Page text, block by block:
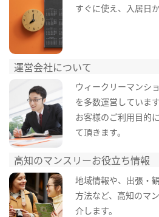
すぐに使え、入居日
運営会社について
ウィークリーマンシ
を多数運営しています
お客様のご利用目的
て頂きます。
高知のマンスリーお役立ち情報
地域情報や、出張・
方法など、高知のマ
介します。